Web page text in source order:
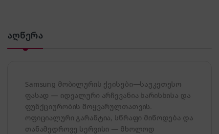
აღწერა
Samsung მობილურის ქეისები—საუკეთესო
ფასად — იდეალური არჩევანია ხარისხისა და
ფუნქციურობის მოყვარულთათვის.
ოფიციალური გარანტია, სწრაფი მიწოდება და
თანამედროვე სერვისი — მხოლოდ